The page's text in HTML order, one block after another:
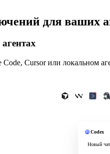
для ваших
Code, Cursor или локальном
Codex
Новый чат